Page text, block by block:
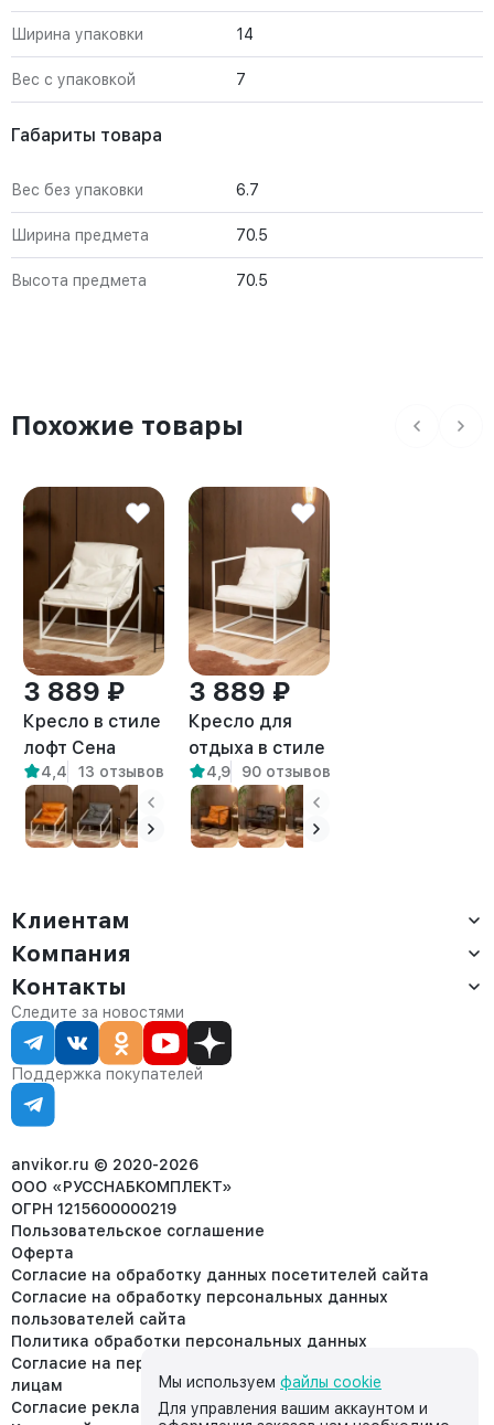
Ширина упаковки 14
Вес с упаковкой 7
Габариты товара
Вес без упаковки 6.7
Ширина предмета 70.5
Высота предмета 70.5
Похожие товары
3 889 ₽
Кресло в стиле
лофт Сена
экокожа
белый/белый
4,4 13 отзывов
3 889 ₽
Кресло для
отдыха в стиле
лофт Барта
белый/белый
4,9 90 отзывов
Клиентам
Доставка
Оплата
Сервис
Статус заказа
Статьи
Компания
О компании
Контакты
Партнёрам
Контакты
Отдел продаж:
8 (800) 234-22-62
corp@anvikor.ru
Ежедневно, с 7:00-19:00 (МСК)
Отдел рекламации:
8 (953) 455-25-61
Следите за новостями
Поддержка покупателей
anvikor.ru © 2020-2026
ООО «РУССНАБКОМПЛЕКТ»
ОГРН 1215600000219
Пользовательское соглашение
Оферта
Согласие на обработку данных посетителей сайта
Согласие на обработку персональных данных
пользователей сайта
Политика обработки персональных данных
Согласие на передачу персональных данных третьим
лицам
Согласие реклама
Мы используем файлы cookie
Для управления вашим аккаунтом и